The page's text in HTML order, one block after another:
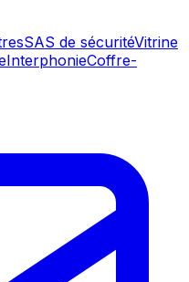
SAS de sécuritéVitrine
InterphonieCoffre-